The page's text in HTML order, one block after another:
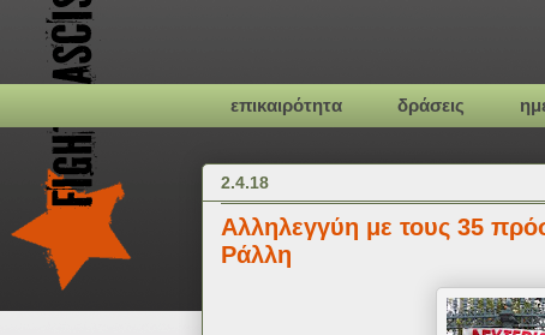
επικαιρότητα δράσεις
2.4.18
Αλληλεγγύη με τους 35
Ράλλη